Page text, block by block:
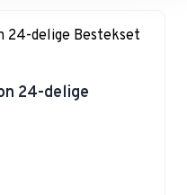
24-delige